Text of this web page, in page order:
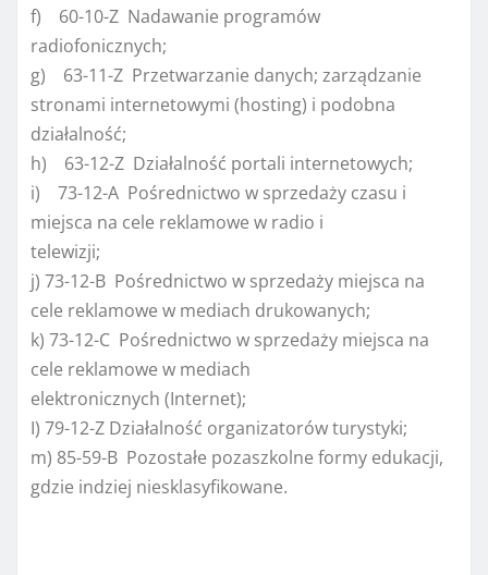
f) 60-10-Z Nadawanie programów
radiofonicznych;
g) 63-11-Z Przetwarzanie danych; zarządzanie
stronami internetowymi (hosting) i podobna
działalność;
h) 63-12-Z Działalność portali internetowych;
i) 73-12-A Pośrednictwo w sprzedaży czasu i
miejsca na cele reklamowe w radio i
telewizji;
j) 73-12-B Pośrednictwo w sprzedaży miejsca na
cele reklamowe w mediach drukowanych;
k) 73-12-C Pośrednictwo w sprzedaży miejsca na
cele reklamowe w mediach
elektronicznych (Internet);
I) 79-12-Z Działalność organizatorów turystyki;
m) 85-59-B Pozostałe pozaszkolne formy edukacji,
gdzie indziej niesklasyfikowane.